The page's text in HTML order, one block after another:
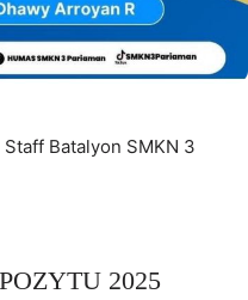
Staff Batalyon SMKN 3
2025